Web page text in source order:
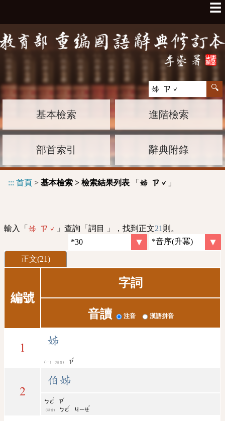
☰
基本檢索 進階檢索
部首索引 辭典附錄
::: 首頁 > 基本檢索 > 檢索結果列表 「 姊 ㄗˇ 」
輸入「 姊 ㄗˇ 」查詢「詞目 」，找到正文21 則。
正文(21)
編號
字詞
音讀 注音 漢語拼音
1
姊
(讀音) ㄗ
ˇ
2
伯姊
ㄅㄛ
ˊ
ㄗ
ˇ
(語音) ㄅㄛ
ˊ
ㄐㄧㄝ
ˇ